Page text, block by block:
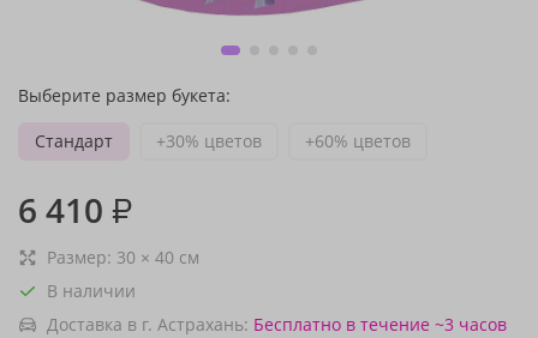
Выберите размер букета:
Стандарт
+30% цветов +60% цветов
6 410 ₽
Размер: 30 × 40 см
В наличии
Доставка в г. Астрахань: Бесплатно в течение ~3 часов